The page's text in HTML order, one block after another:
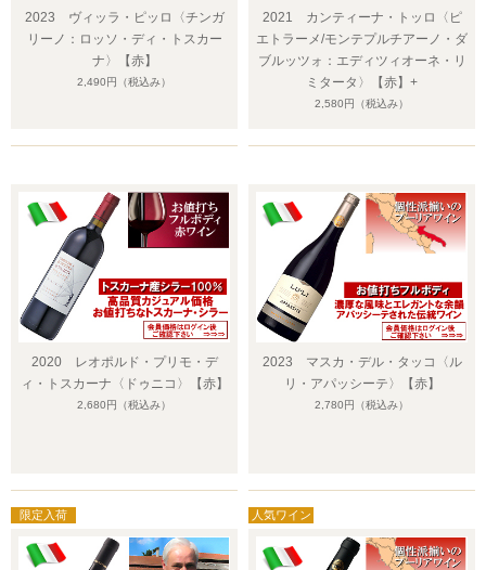
2023 ヴィッラ・ピッロ〈チンガ
リーノ：ロッソ・ディ・トスカー
ナ〉【赤】
2,490円 （税込み）
2021 カンティーナ・トッロ〈ピ
エトラーメ/モンテプルチアーノ・ダ
ブルッツォ：エディツィオーネ・リ
ミタータ〉【赤】+
2,580円 （税込み）
2020 レオポルド・プリモ・デ
ィ・トスカーナ〈ドゥニコ〉【赤】
2,680円 （税込み）
2023 マスカ・デル・タッコ〈ル
リ・アパッシーテ〉【赤】
2,780円 （税込み）